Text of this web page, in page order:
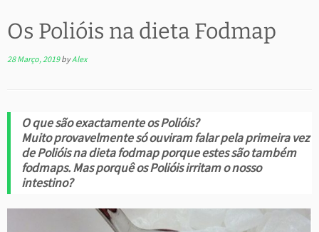
to
content
Os Polióis na dieta Fodmap
28 Março, 2019 byAlex
O que são exactamente os Polióis?
Muito provavelmente só ouviram falar pela primeira vez
de Polióis na dieta fodmap porque estes são também
fodmaps. Mas porquê os Polióis irritam o nosso
intestino?